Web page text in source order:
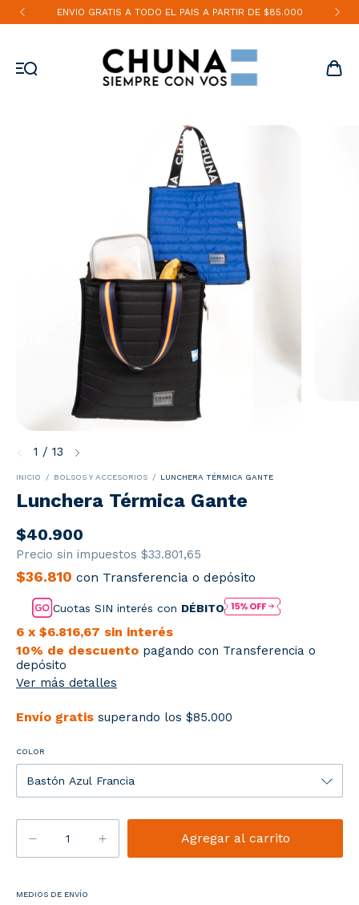
ENVIO GRATIS A TODO EL PAIS A PARTIR DE $85.000
1 / 13
INICIO / BOLSOS Y ACCESORIOS / LUNCHERA TÉRMICA GANTE
Lunchera Térmica Gante
$40.900
Precio sin impuestos $33.801,65
$36.810 con Transferencia o depósito
Cuotas SIN interés con DÉBITO
6 x $6.816,67 sin interés
10% de descuento pagando con Transferencia o
depósito
Ver más detalles
Envío gratis superando los $85.000
COLOR
Entregas para el CP:
MEDIOS DE ENVÍO